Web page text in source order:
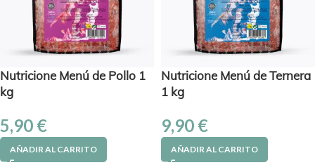
Nutricione Menú de Pollo 1
kg
5,90 €
AÑADIR AL CARRITO
Nutricione Menú de Ternera
1 kg
9,90 €
AÑADIR AL CARRITO